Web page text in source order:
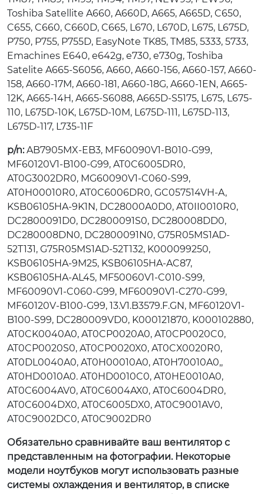
Toshiba Satellite A660, A660D, A665, A665D, C650,
C655, C660, C660D, C665, L670, L670D, L675, L675D,
P750, P755, P755D, EasyNote TK85, TM85, 5333, 5733,
Emachines E640, e642g, e730, e730g, Toshiba
Satelite A665-S6056, A660, A660-156, A660-157, A660-
158, A660-17M, A660-181, A660-18G, A660-1EN, A665-
12K, A665-14H, A665-S6088, A665D-S5175, L675, L675-
110, L675D-10K, L675D-10M, L675D-111, L675D-113,
L675D-117, L735-11F
p/n:AB7905MX-EB3, MF60090V1-B010-G99,
MF60120V1-B100-G99, AT0C6005DR0,
AT0G3002DR0, MG60090V1-C060-S99,
AT0H00010R0, AT0C6006DR0, GC057514VH-A,
KSB06105HA-9K1N, DC28000A0D0, AT0II0010R0,
DC2800091D0, DC2800091S0, DC280008DD0,
DC280008DN0, DC2800091N0, G75R05MS1AD-
52T131, G75R05MS1AD-52T132, K000099250,
KSB06105HA-9M25, KSB06105HA-AC87,
KSB06105HA-AL45, MF50060V1-C010-S99,
MF60090V1-C060-G99, MF60090V1-C270-G99,
MF60120V-B100-G99, 13.V1.B3579.F.GN, MF60120V1-
B100-S99, DC280009VD0, K000121870, K000102880,
AT0CK0040A0, AT0CP0020A0, AT0CP0020C0,
AT0CP0020S0, AT0CP0020X0, AT0CX0020R0,
AT0DL0040A0, AT0H00010A0, AT0H70010A0,,
AT0HD0010A0. AT0HD0010C0, AT0HE0010A0,
AT0C6004AV0, AT0C6004AX0, AT0C6004DR0,
AT0C6004DX0, AT0C6005DX0, AT0C9001AV0,
AT0C9002DC0, AT0C9002DR0
Обязательно сравнивайте ваш вентилятор с
представленным на фотографии. Некоторые
модели ноутбуков могут использовать разные
системы охлаждения и вентилятор, в списке